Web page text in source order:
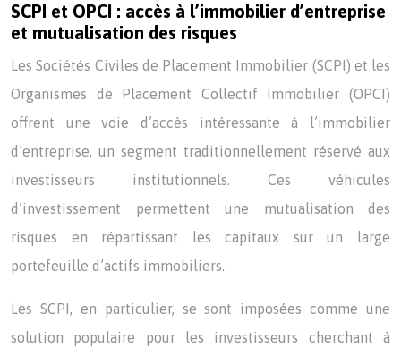
SCPI et OPCI : accès à l’immobilier d’entreprise
et mutualisation des risques
Les Sociétés Civiles de Placement Immobilier (SCPI) et les
Organismes de Placement Collectif Immobilier (OPCI)
offrent une voie d’accès intéressante à l’immobilier
d’entreprise, un segment traditionnellement réservé aux
investisseurs institutionnels. Ces véhicules
d’investissement permettent une mutualisation des
risques en répartissant les capitaux sur un large
portefeuille d’actifs immobiliers.
Les SCPI, en particulier, se sont imposées comme une
solution populaire pour les investisseurs cherchant à